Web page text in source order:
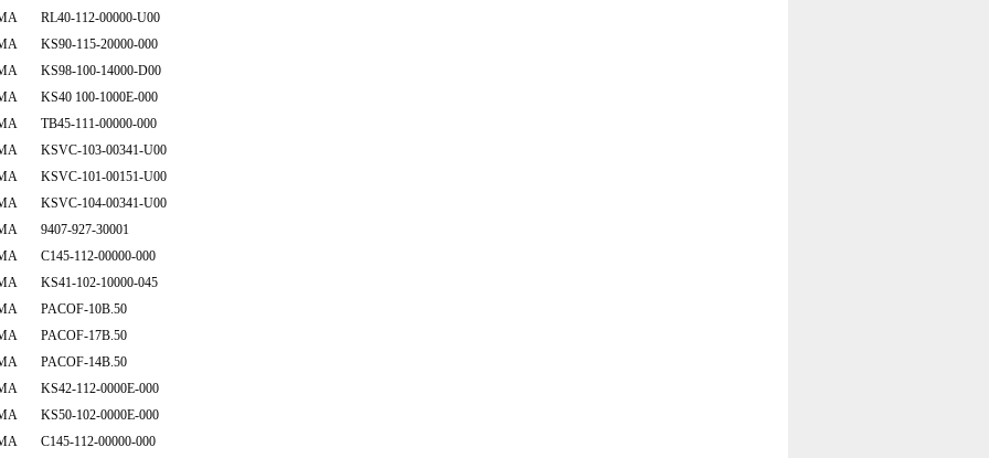
RL40-112-00000-U00
KS90-115-20000-000
KS98-100-14000-D00
KS40 100-1000E-000
TB45-111-00000-000
KSVC-103-00341-U00
KSVC-101-00151-U00
KSVC-104-00341-U00
9407-927-30001
C145-112-00000-000
KS41-102-10000-045
PACOF-10B.50
PACOF-17B.50
PACOF-14B.50
KS42-112-0000E-000
KS50-102-0000E-000
C145-112-00000-000